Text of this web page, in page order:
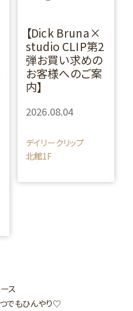
【Dick Bruna×
studio CLIP第2
弾お買い求めの
お客様へのご案
内】
2026.08.04
デイリークリップ
北館1F
ス
でもひんやり♡